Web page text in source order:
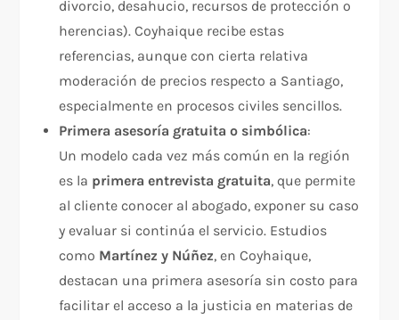
divorcio, desahucio, recursos de protección o
herencias). Coyhaique recibe estas
referencias, aunque con cierta relativa
moderación de precios respecto a Santiago,
especialmente en procesos civiles sencillos.
Primera asesoría gratuita o simbólica:
Un modelo cada vez más común en la región
es la primera entrevista gratuita, que permite
al cliente conocer al abogado, exponer su caso
y evaluar si continúa el servicio. Estudios
como Martínez y Núñez, en Coyhaique,
destacan una primera asesoría sin costo para
facilitar el acceso a la justicia en materias de